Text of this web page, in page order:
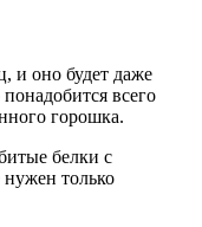
и оно будет даже
всего
горошка.
белки с
нужен только